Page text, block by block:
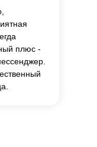
плюс -